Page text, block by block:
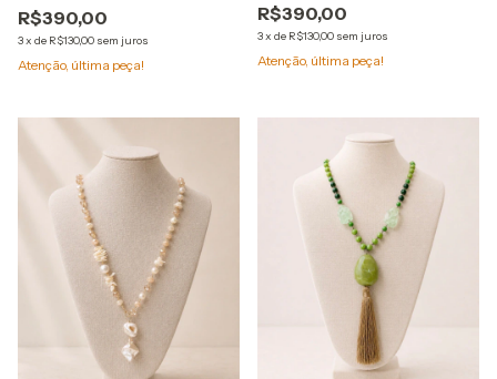
R$390,00
3x de R$130,00 sem juros
Atenção, última peça!
R$390,00
3x de R$130,00 sem juros
Atenção, última peça!